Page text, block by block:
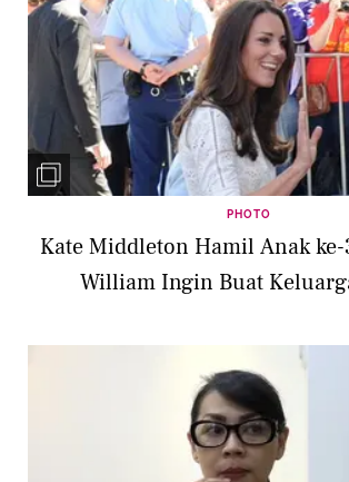
PHOTO
Kate Middleton Hamil Anak ke-
William Ingin Buat